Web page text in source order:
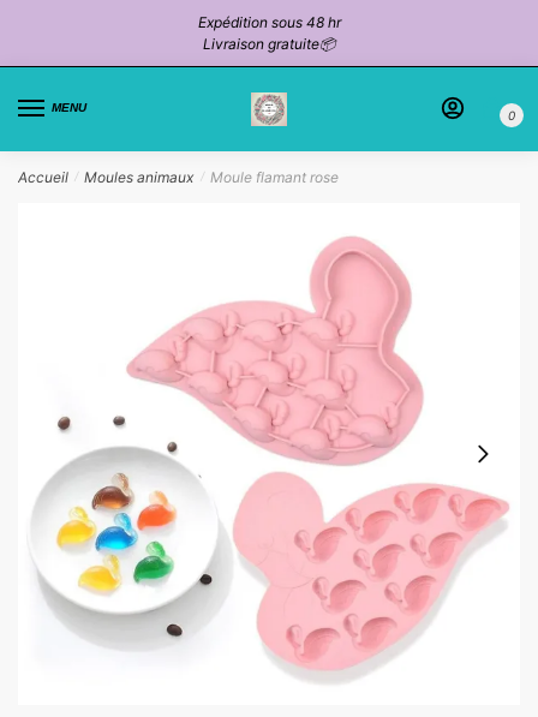
la
navigation
contenu
Expédition sous 48 hr
Livraison gratuite📦
MENU
0
Accueil / Moules animaux / Moule flamant rose